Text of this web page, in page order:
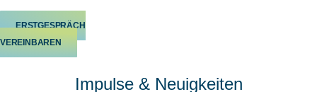
ERSTGESPRÄCH
VEREINBAREN
Impulse & Neuigkeiten